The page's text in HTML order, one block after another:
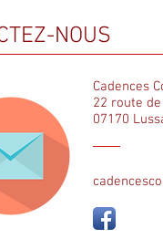
NOUS
Cadences
22 route
07170